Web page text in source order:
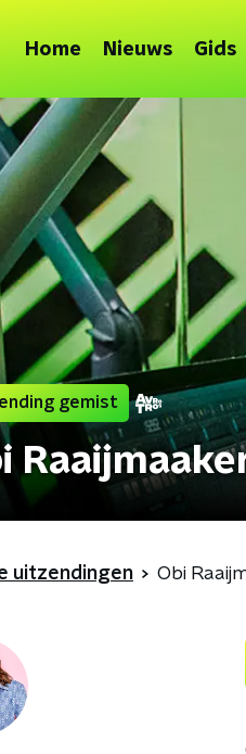
Home Nieuws Gids
gemist
uitzendingen Obi